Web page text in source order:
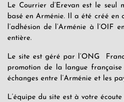
Le Courrier d’Erevan est le seul
basé en Arménie. Il a été créé en
l’adhésion de l’Arménie à l’OIF
entière.
Le site est géré par l’ONG
promotion de la langue
échanges entre l’Arménie et les
L’équipe du site est à votre